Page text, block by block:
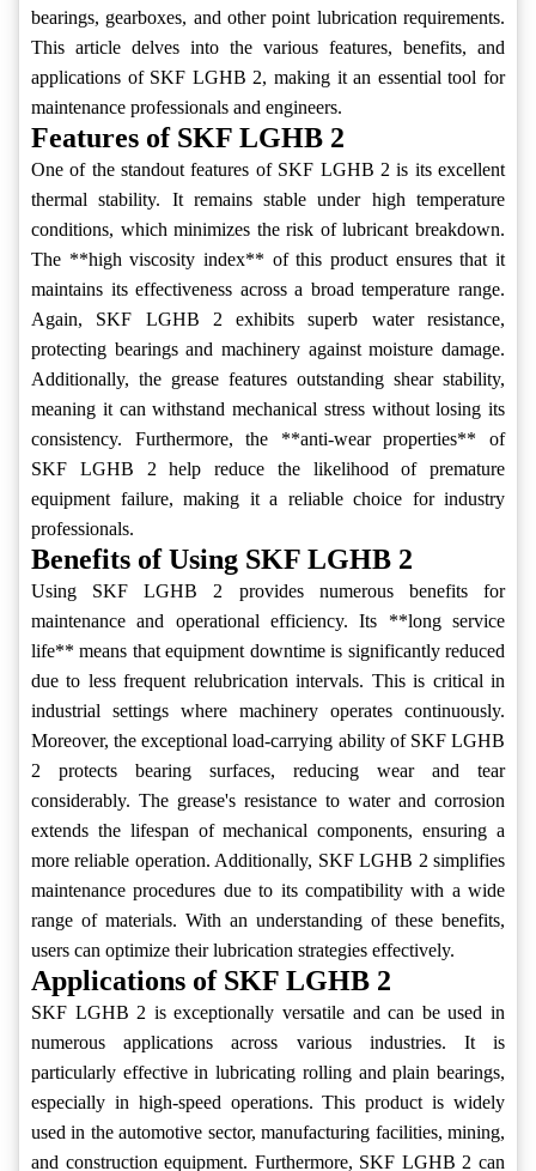
bearings, gearboxes, and other point lubrication requirements.
This article delves into the various features, benefits, and
applications of SKF LGHB 2, making it an essential tool for
maintenance professionals and engineers.
Features of SKF LGHB 2
One of the standout features of SKF LGHB 2 is its excellent
thermal stability. It remains stable under high temperature
conditions, which minimizes the risk of lubricant breakdown.
The **high viscosity index** of this product ensures that it
maintains its effectiveness across a broad temperature range.
Again, SKF LGHB 2 exhibits superb water resistance,
protecting bearings and machinery against moisture damage.
Additionally, the grease features outstanding shear stability,
meaning it can withstand mechanical stress without losing its
consistency. Furthermore, the **anti-wear properties** of
SKF LGHB 2 help reduce the likelihood of premature
equipment failure, making it a reliable choice for industry
professionals.
Benefits of Using SKF LGHB 2
Using SKF LGHB 2 provides numerous benefits for
maintenance and operational efficiency. Its **long service
life** means that equipment downtime is significantly reduced
due to less frequent relubrication intervals. This is critical in
industrial settings where machinery operates continuously.
Moreover, the exceptional load-carrying ability of SKF LGHB
2 protects bearing surfaces, reducing wear and tear
considerably. The grease's resistance to water and corrosion
extends the lifespan of mechanical components, ensuring a
more reliable operation. Additionally, SKF LGHB 2 simplifies
maintenance procedures due to its compatibility with a wide
range of materials. With an understanding of these benefits,
users can optimize their lubrication strategies effectively.
Applications of SKF LGHB 2
SKF LGHB 2 is exceptionally versatile and can be used in
numerous applications across various industries. It is
particularly effective in lubricating rolling and plain bearings,
especially in high-speed operations. This product is widely
used in the automotive sector, manufacturing facilities, mining,
and construction equipment. Furthermore, SKF LGHB 2 can